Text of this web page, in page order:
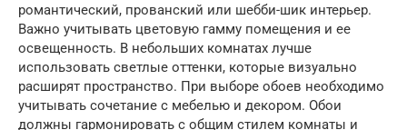
романтический, прованский или шебби-шик интерьер.
Важно учитывать цветовую гамму помещения и ее
освещенность. В небольших комнатах лучше
использовать светлые оттенки, которые визуально
расширят пространство. При выборе обоев необходимо
учитывать сочетание с мебелью и декором. Обои
должны гармонировать с общим стилем комнаты и